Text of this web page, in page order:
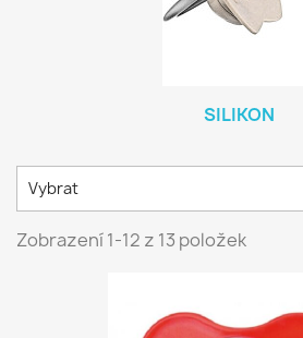
SILIKON
Vybrat
Zobrazení 1-12 z 13 položek